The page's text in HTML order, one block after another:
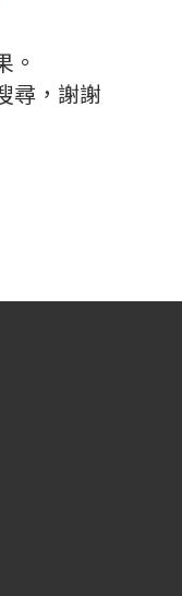
。
尋，謝謝